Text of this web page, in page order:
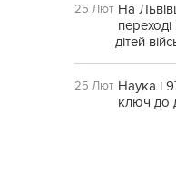
25 Лют На
дітей
25 Лют Наука і
ключ до